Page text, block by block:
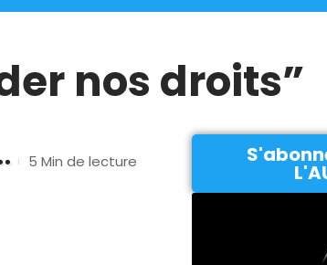
nos droits”
5 Min de lecture